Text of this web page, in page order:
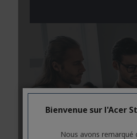
Bienvenue sur l'Acer
Nous avons remarqué